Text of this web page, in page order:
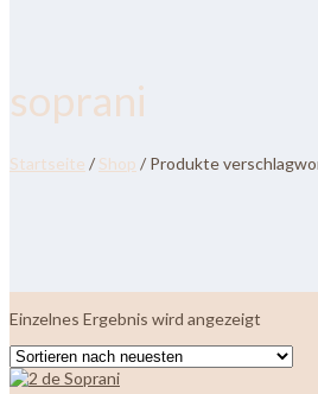
soprani
Startseite / Shop / Produkte
Einzelnes Ergebnis wird angezeigt